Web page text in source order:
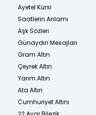
Ayetel Kürsi
Saatlerin Anlamı
Aşk Sözleri
Günaydın Mesajları
Gram Altın
Çeyrek Altın
Yarım Altın
Ata Altın
Cumhuriyet Altını